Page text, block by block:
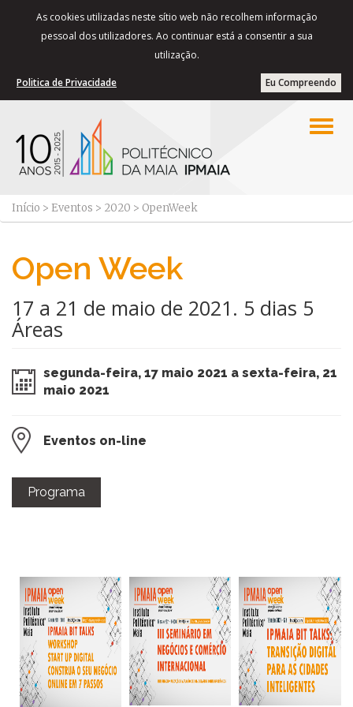
As cookies utilizadas neste sítio web não recolhem informação
pessoal dos utilizadores. Ao continuar está a consentir a sua
utilização.
Eu Compreendo
Politica de Privacidade
Início > Eventos > 2020 > OpenWeek
Open Week
17 a 21 de maio de 2021. 5 dias 5
Áreas
segunda-feira, 17 maio 2021 a sexta-feira, 21
maio 2021
Eventos on-line
Programa